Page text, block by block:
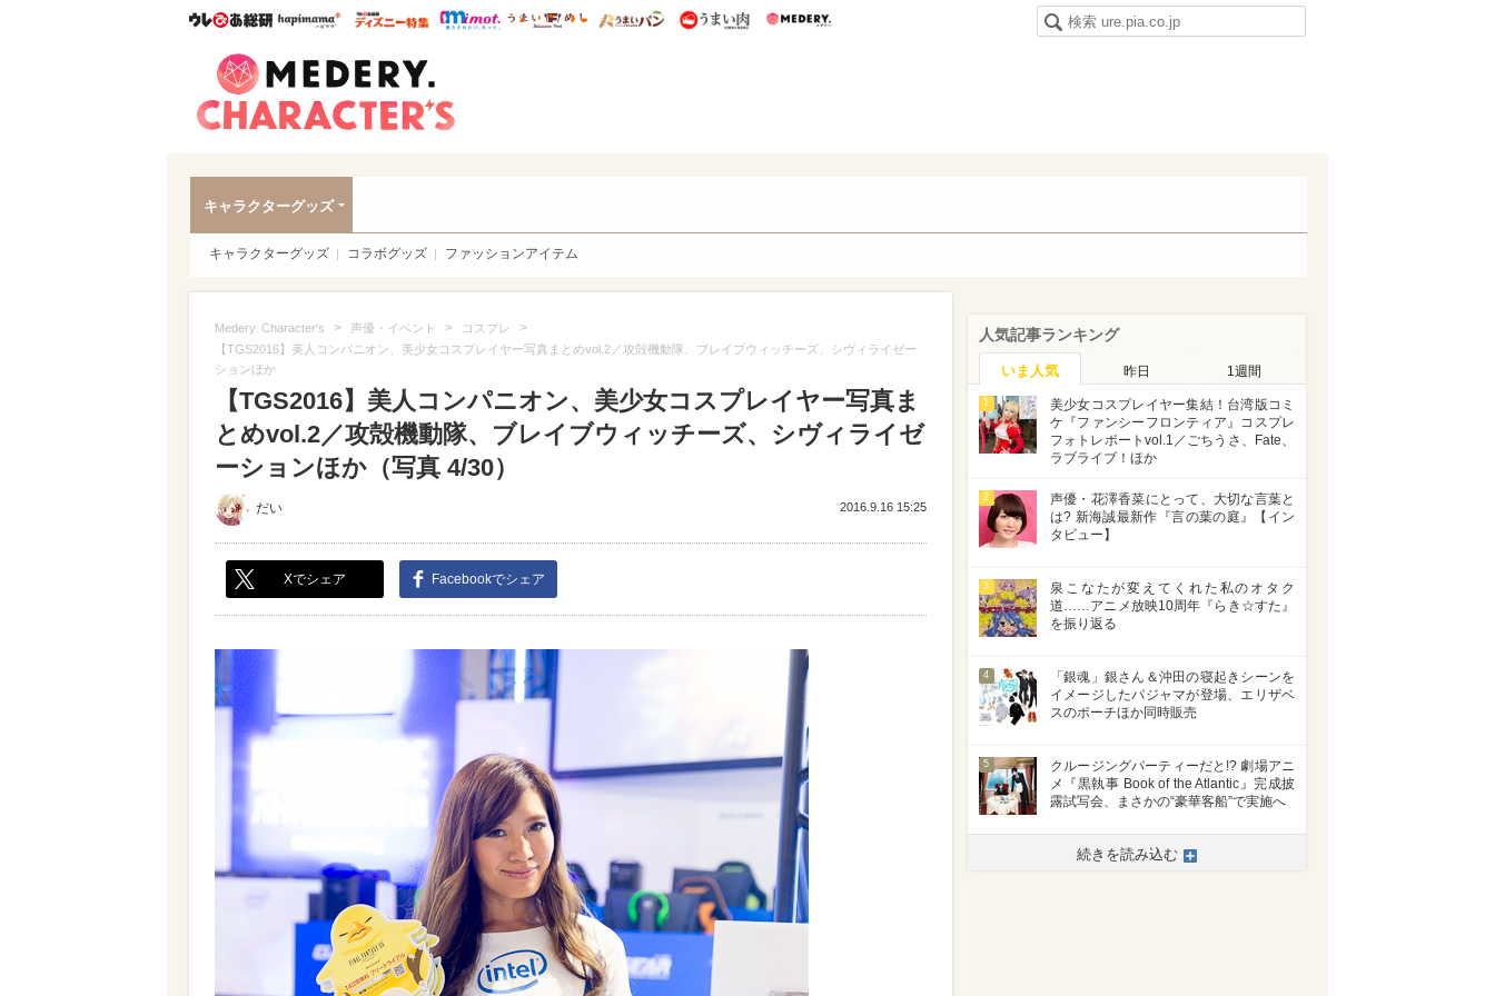
ウレぴあ総研ハピママ* ウレぴあ総研 ディズニー特集
mimot. うまいめし うまいパン うまい肉
キャラクターグッズ
キャラクターグッズ コラボグッズ ファッションアイテム
Medery. Character's > 声優・イベント > コスプレ >
【TGS2016】美人コンパニオン、美少女コスプレイヤー写真まとめvol.2／攻殻機動隊、ブレイブウィッチーズ、シヴィライゼー
ションほか
【TGS2016】美人コンパニオン、美少女コスプレイヤー写真ま
とめvol.2／攻殻機動隊、ブレイブウィッチーズ、シヴィライゼ
ーションほか（写真 4/30）
だい 2016.9.16 15:25
Xでシェア Facebookでシェア
人気記事ランキング
いま人気 昨日 1週間
1
美少女コスプレイヤー集結！台湾版コミ
ケ『ファンシーフロンティア』コスプレ
フォトレポートvol.1／ごちうさ、Fate、
ラブライブ！ほか
2
声優・花澤香菜にとって、大切な言葉と
は? 新海誠最新作『言の葉の庭』【イン
タビュー】
3
泉こなたが変えてくれた私のオタク
道……アニメ放映10周年『らき☆すた』
を振り返る
4
「銀魂」銀さん＆沖田の寝起きシーンを
イメージしたパジャマが登場、エリザベ
スのポーチほか同時販売
5
クルージングパーティーだと!? 劇場アニ
メ『黒執事 Book of the Atlantic』完成披
露試写会、まさかの“豪華客船”で実施へ
続きを読み込む